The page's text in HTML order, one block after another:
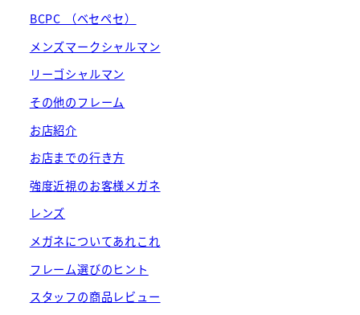
BCPC （ベセペセ）
メンズマークシャルマン
リーゴシャルマン
その他のフレーム
お店紹介
お店までの行き方
強度近視のお客様メガネ
レンズ
メガネについてあれこれ
フレーム選びのヒント
スタッフの商品レビュー